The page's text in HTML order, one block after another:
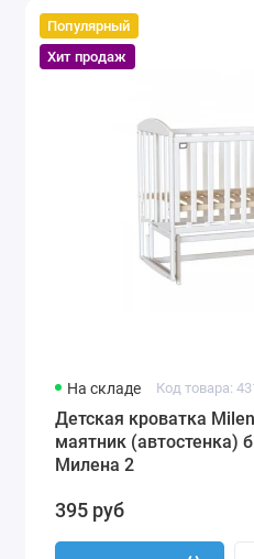
Популярный
Хит продаж
На складе Код товара:
Детская кроватка
маятник (автостенка)
Милена 2
395 руб